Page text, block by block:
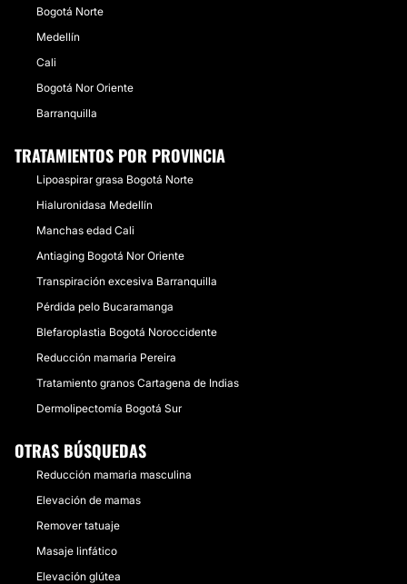
Bogotá Norte
Medellín
Cali
Bogotá Nor Oriente
Barranquilla
TRATAMIENTOS POR PROVINCIA
Lipoaspirar grasa Bogotá Norte
Hialuronidasa Medellín
Manchas edad Cali
Antiaging Bogotá Nor Oriente
Transpiración excesiva Barranquilla
Pérdida pelo Bucaramanga
Blefaroplastia Bogotá Noroccidente
Reducción mamaria Pereira
Tratamiento granos Cartagena de Indias
Dermolipectomía Bogotá Sur
OTRAS BÚSQUEDAS
Reducción mamaria masculina
Elevación de mamas
Remover tatuaje
Masaje linfático
Elevación glútea